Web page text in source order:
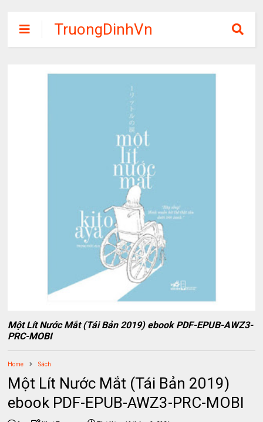
TruongDinhVn
Chia sẽ ebook,
phần mềm học
tập miễn phí
Một Lít Nước Mắt (Tái Bản 2019) ebook PDF-EPUB-AWZ3-
PRC-MOBI
Home Sách
Một Lít Nước Mắt (Tái Bản 2019)
ebook PDF-EPUB-AWZ3-PRC-MOBI